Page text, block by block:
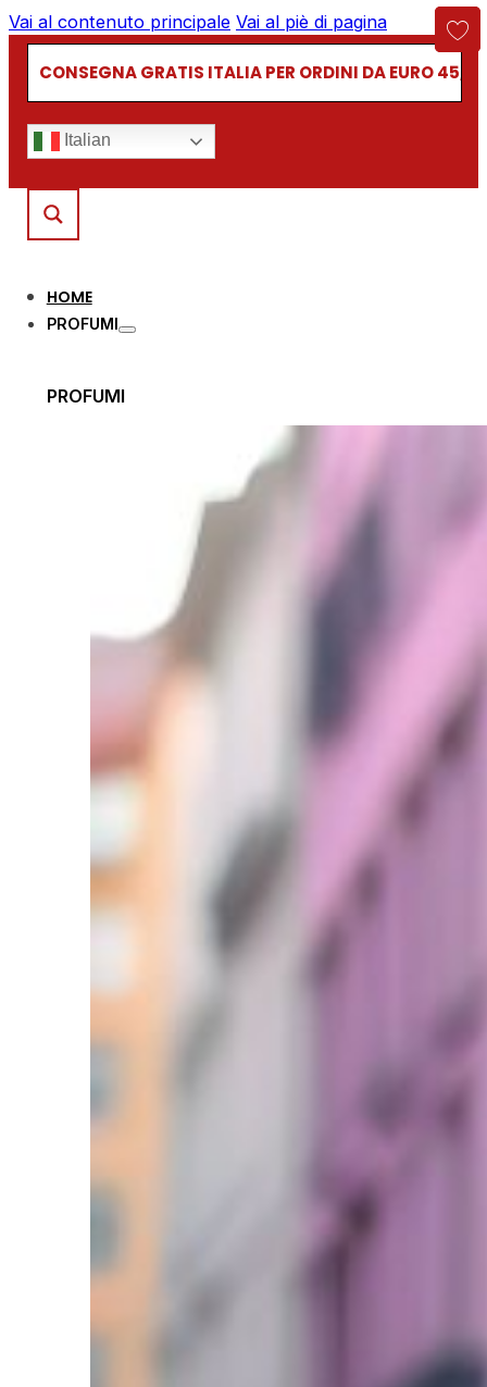
Vai al contenuto principale Vai al piè di pagina
CONSEGNA GRATIS ITALIA PER ORDINI DA EURO
Italian
HOME
PROFUMI
PROFUMI